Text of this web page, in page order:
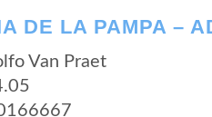
DE LA PAMPA –
Van Praet